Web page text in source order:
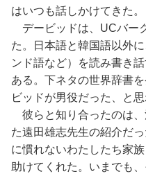
はいつも話しかけてきた。
デービッドは、UCバー
た。日本語と韓国語以外
ンド語など）を読み書き
ある。下ネタの世界辞書
ビッドが男役だった、と思
彼らと知り合ったのは、
た遠田雄志先生の紹介だ
に慣れないわたしたち家
助けてくれた。いまでも